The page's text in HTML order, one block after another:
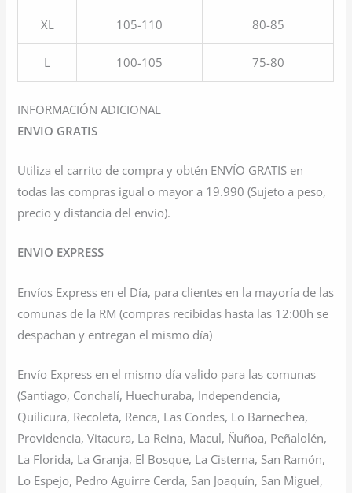
XL 105-110 80-85
L 100-105 75-80
INFORMACIÓN ADICIONAL
ENVIO GRATIS
Utiliza el carrito de compra y obtén ENVÍO GRATIS en
todas las compras igual o mayor a 19.990 (Sujeto a peso,
precio y distancia del envío).
ENVIO EXPRESS
Envíos Express en el Día, para clientes en la mayoría de las
comunas de la RM (compras recibidas hasta las 12:00h se
despachan y entregan el mismo día)
Envío Express en el mismo día valido para las comunas
(Santiago, Conchalí, Huechuraba, Independencia,
Quilicura, Recoleta, Renca, Las Condes, Lo Barnechea,
Providencia, Vitacura, La Reina, Macul, Ñuñoa, Peñalolén,
La Florida, La Granja, El Bosque, La Cisterna, San Ramón,
Lo Espejo, Pedro Aguirre Cerda, San Joaquín, San Miguel,